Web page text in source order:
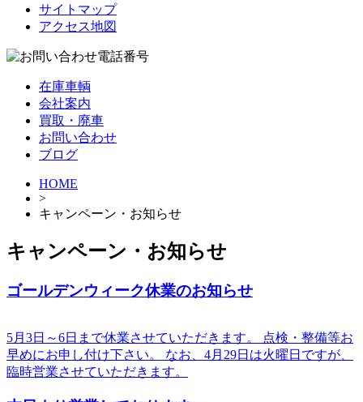
サイトマップ
アクセス地図
在庫車輌
会社案内
買取・廃車
お問い合わせ
ブログ
HOME
>
キャンペーン・お知らせ
キャンペーン・お知らせ
ゴールデンウィーク休業のお知らせ
5月3日～6日まで休業させていただきます。 点検・整備等お
早めにお申し付け下さい。 なお、4月29日は火曜日ですが、
臨時営業させていただきます。